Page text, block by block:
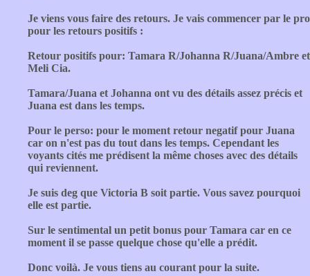
Je viens vous faire des retours. Je vais commencer par le pro
pour les retours positifs :
Retour positifs pour: Tamara R/Johanna R/Juana/Ambre et
Meli Cia.
Tamara/Juana et Johanna ont vu des détails assez précis et
Juana est dans les temps.
Pour le perso: pour le moment retour negatif pour Juana
car on n'est pas du tout dans les temps. Cependant les
voyants cités me prédisent la même choses avec des détails
qui reviennent.
Je suis deg que Victoria B soit partie. Vous savez pourquoi
elle est partie.
Sur le sentimental un petit bonus pour Tamara car en ce
moment il se passe quelque chose qu'elle a prédit.
Donc voilà. Je vous tiens au courant pour la suite.